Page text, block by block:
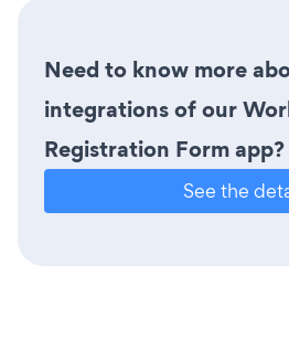
Need to know more
integrations of our
Registration Form app?
See the